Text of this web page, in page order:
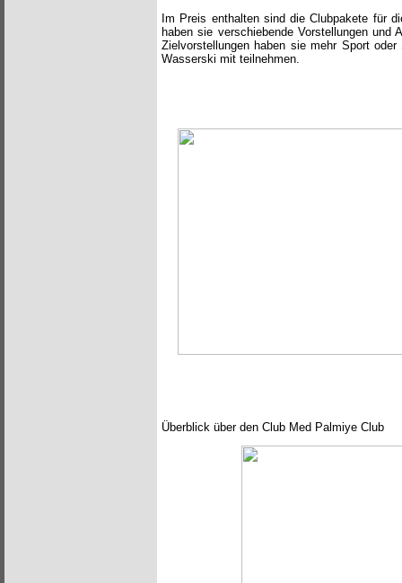
Im Preis enthalten sind die Clubpakete für
haben sie verschiebende Vorstellungen
Zielvorstellungen haben sie mehr Sport
Wasserski mit teilnehmen.
Überblick über den Club Med Palmiye Club